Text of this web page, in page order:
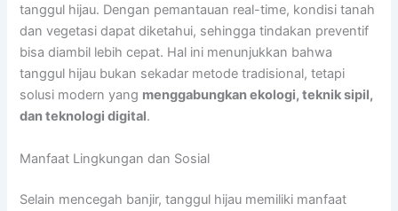
tanggul hijau. Dengan pemantauan real-time, kondisi tanah
dan vegetasi dapat diketahui, sehingga tindakan preventif
bisa diambil lebih cepat. Hal ini menunjukkan bahwa
tanggul hijau bukan sekadar metode tradisional, tetapi
solusi modern yang menggabungkan ekologi, teknik sipil,
dan teknologi digital.
Manfaat Lingkungan dan Sosial
Selain mencegah banjir, tanggul hijau memiliki manfaat